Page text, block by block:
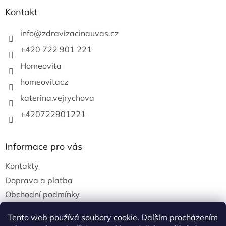
Tento web používá soubory cookie. Dalším procházením
Kontakt
info@zdravizacinauvas.cz
+420 722 901 221
Homeovita
homeovitacz
katerina.vejrychova
+420722901221
Informace pro vás
Kontakty
Doprava a platba
Obchodní podmínky